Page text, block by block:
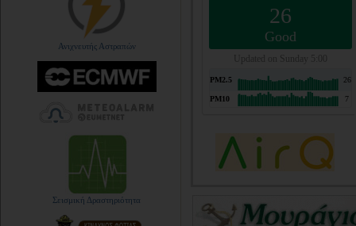
Ανιχνευτής Αστραπών
Σεισμική Δραστηριότητα